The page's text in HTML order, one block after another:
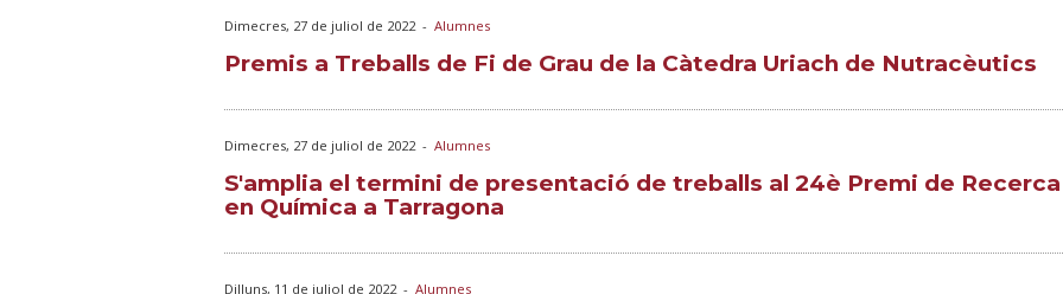
Dimecres, 27 de juliol de 2022- Alumnes
Premis a Treballs de Fi de Grau de la Càtedra Uriach de Nutracèutics
Dimecres, 27 de juliol de 2022- Alumnes
S'amplia el termini de presentació de treballs al 24è Premi de Recerca
en Química a Tarragona
Dilluns, 11 de juliol de 2022- Alumnes